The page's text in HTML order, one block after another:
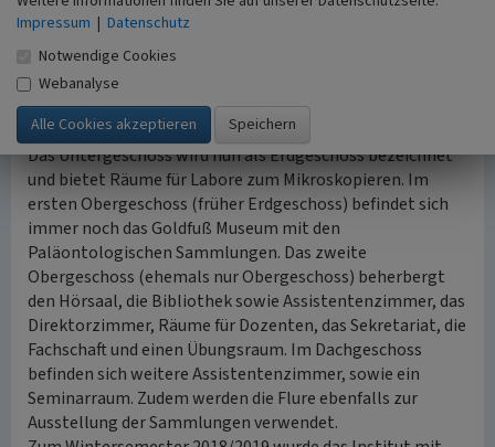
Geologische Institut ist Teil des Steinmann-Instituts,
welches zudem das Gebäude der Paläontologie (unter
Anbauten erwähnt) und das Gebäude der Mineralogie
(Poppelsdorfer Schloss) umfasst.
Die Raumaufteilung sieht heute etwas anders aus, als im
Abschnitt „Bau des Geologischen Institutes“ beschrieben.
Das Untergeschoss wird nun als Erdgeschoss bezeichnet
und bietet Räume für Labore zum Mikroskopieren. Im
ersten Obergeschoss (früher Erdgeschoss) befindet sich
immer noch das Goldfuß Museum mit den
Paläontologischen Sammlungen. Das zweite
Obergeschoss (ehemals nur Obergeschoss) beherbergt
den Hörsaal, die Bibliothek sowie Assistentenzimmer, das
Direktorzimmer, Räume für Dozenten, das Sekretariat, die
Fachschaft und einen Übungsraum. Im Dachgeschoss
befinden sich weitere Assistentenzimmer, sowie ein
Seminarraum. Zudem werden die Flure ebenfalls zur
Ausstellung der Sammlungen verwendet.
Impressum | Datenschutz
Notwendige Cookies
Webanalyse